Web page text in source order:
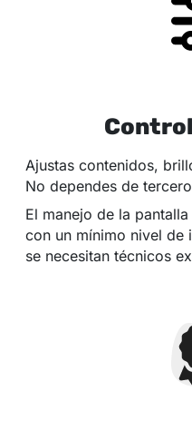
Ajustas contenidos,
No dependes de
El manejo de la
con un mínimo nivel de
se necesitan técnicos